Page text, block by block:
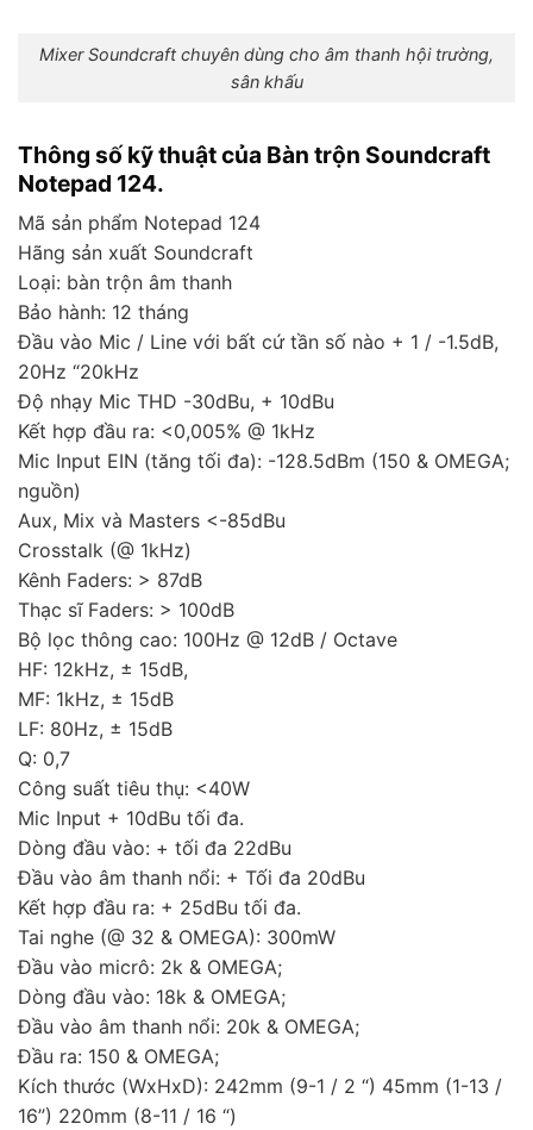
Mixer Soundcraft chuyên dùng cho âm thanh hội trường,
sân khấu
Thông số kỹ thuật của Bàn trộn Soundcraft
Notepad 124.
Mã sản phẩm Notepad 124
Hãng sản xuất Soundcraft
Loại: bàn trộn âm thanh
Bảo hành: 12 tháng
Đầu vào Mic / Line với bất cứ tần số nào + 1 / -1.5dB,
20Hz “20kHz
Độ nhạy Mic THD -30dBu, + 10dBu
Kết hợp đầu ra: <0,005% @ 1kHz
Mic Input EIN (tăng tối đa): -128.5dBm (150 & OMEGA;
nguồn)
Aux, Mix và Masters <-85dBu
Crosstalk (@ 1kHz)
Kênh Faders: > 87dB
Thạc sĩ Faders: > 100dB
Bộ lọc thông cao: 100Hz @ 12dB / Octave
HF: 12kHz, ± 15dB,
MF: 1kHz, ± 15dB
LF: 80Hz, ± 15dB
Q: 0,7
Công suất tiêu thụ: <40W
Mic Input + 10dBu tối đa.
Dòng đầu vào: + tối đa 22dBu
Đầu vào âm thanh nổi: + Tối đa 20dBu
Kết hợp đầu ra: + 25dBu tối đa.
Tai nghe (@ 32 & OMEGA): 300mW
Đầu vào micrô: 2k & OMEGA;
Dòng đầu vào: 18k & OMEGA;
Đầu vào âm thanh nổi: 20k & OMEGA;
Đầu ra: 150 & OMEGA;
Kích thước (WxHxD): 242mm (9-1 / 2 “) 45mm (1-13 /
16”) 220mm (8-11 / 16 “)